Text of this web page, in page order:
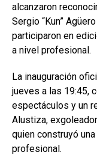
alcanzaron
Sergio “Kun”
participaron en
a nivel profesional.
La inauguración
jueves a las 19:45,
espectáculos y un
Alustiza,
quien construyó
profesional.